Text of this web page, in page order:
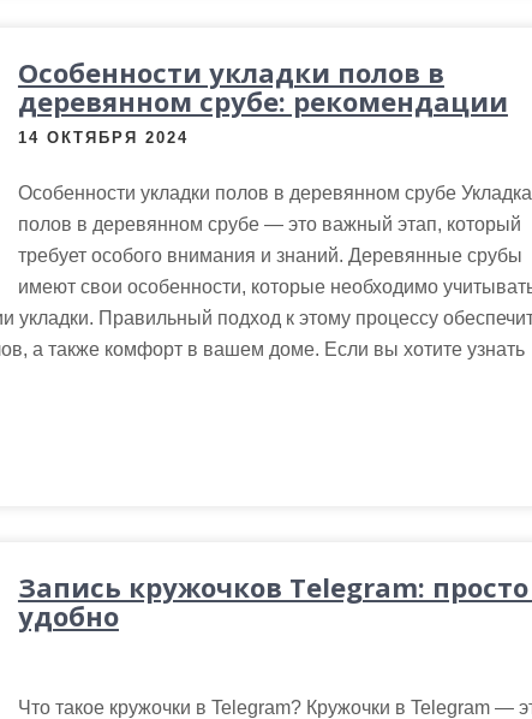
Особенности укладки полов в
деревянном срубе: рекомендации
14 ОКТЯБРЯ 2024
Особенности укладки полов в деревянном срубе Укладка
полов в деревянном срубе — это важный этап, который
требует особого внимания и знаний. Деревянные срубы
имеют свои особенности, которые необходимо
укладки. Правильный подход к этому процессу
а также комфорт в вашем доме. Если вы хотите узнать
Запись кружочков Telegram:
удобно
Что такое кружочки в Telegram? Кружочки в Telegram —